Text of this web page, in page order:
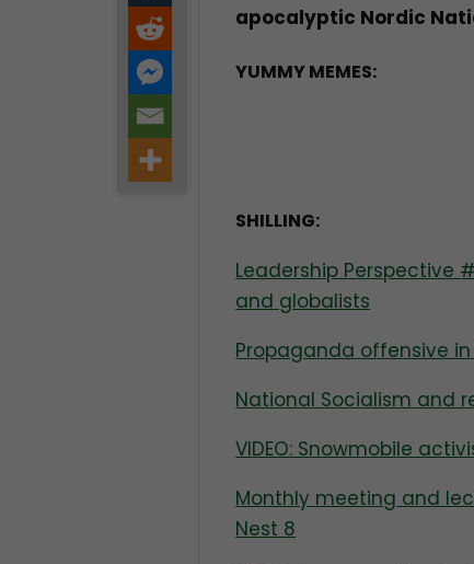
apocalyptic Nordic
YUMMY MEMES:
SHILLING:
Leadership Perspective
and globalists
Propaganda offensive
National Socialism and
VIDEO: Snowmobile
Monthly meeting and
Nest 8